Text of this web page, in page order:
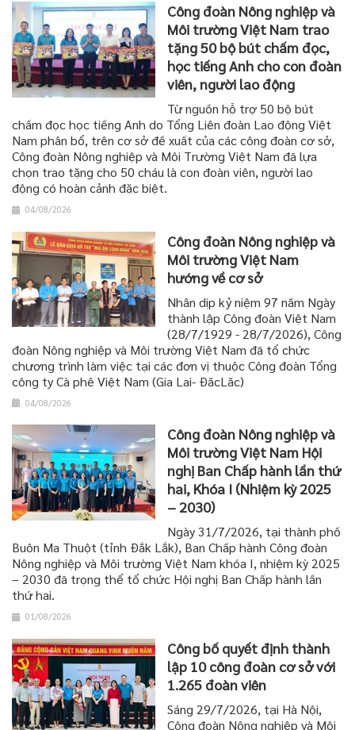
Công đoàn Nông nghiệp và
Môi trường Việt Nam trao
tặng 50 bộ bút chấm đọc,
học tiếng Anh cho con đoàn
viên, người lao động
Từ nguồn hỗ trợ 50 bộ bút
chấm đọc học tiếng Anh do Tổng Liên đoàn Lao động Việt
Nam phân bổ, trên cơ sở đề xuất của các công đoàn cơ sở,
Công đoàn Nông nghiệp và Môi Trường Việt Nam đã lựa
chọn trao tặng cho 50 cháu là con đoàn viên, người lao
động có hoàn cảnh đặc biệt.
04/08/2026
Công đoàn Nông nghiệp và
Môi trường Việt Nam
hướng về cơ sở
Nhân dịp kỷ niệm 97 năm Ngày
thành lập Công đoàn Việt Nam
(28/7/1929 - 28/7/2026), Công
đoàn Nông nghiệp và Môi trường Việt Nam đã tổ chức
chương trình làm việc tại các đơn vị thuộc Công đoàn Tổng
công ty Cà phê Việt Nam (Gia Lai- ĐăcLăc)
04/08/2026
Công đoàn Nông nghiệp và
Môi trường Việt Nam Hội
nghị Ban Chấp hành lần thứ
hai, Khóa I (Nhiệm kỳ 2025
– 2030)
Ngày 31/7/2026, tại thành phố
Buôn Ma Thuột (tỉnh Đắk Lắk), Ban Chấp hành Công đoàn
Nông nghiệp và Môi trường Việt Nam khóa I, nhiệm kỳ 2025
– 2030 đã trọng thể tổ chức Hội nghị Ban Chấp hành lần
thứ hai.
01/08/2026
Công bố quyết định thành
lập 10 công đoàn cơ sở với
1.265 đoàn viên
Sáng 29/7/2026, tại Hà Nội,
Công đoàn Nông nghiệp và Môi